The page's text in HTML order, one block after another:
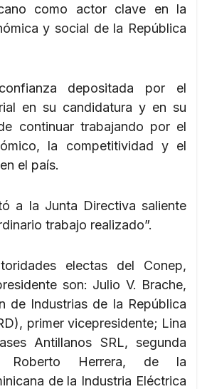
como actor clave en la
y social de la República
depositada por el
en su candidatura y en su
continuar trabajando por el
la competitividad y el
el país.
a la Junta Directiva saliente
trabajo realizado”.
electas del Conep,
son: Julio V. Brache,
de Industrias de la República
primer vicepresidente; Lina
Antillanos SRL, segunda
Roberto Herrera, de la
de la Industria Eléctrica